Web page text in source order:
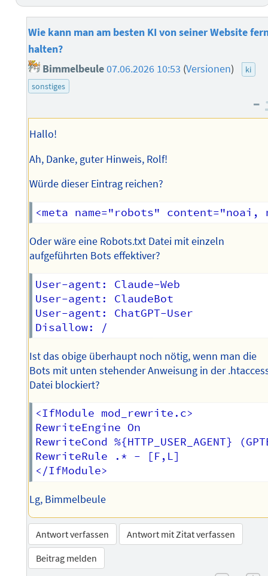
Wie kann man am besten KI von seiner Website
halten?
Bimmelbeule07.06.2026 10:53 (Versionen)
ki
sonstiges
–
Hallo!
Ah, Danke, guter Hinweis, Rolf!
Würde dieser Eintrag reichen?
Oder wäre eine Robots.txt Datei mit einzeln
aufgeführten Bots effektiver?
User-agent: Claude-Web
User-agent: ClaudeBot
User-agent: ChatGPT-User
Ist das obige überhaupt noch nötig, wenn man die
Bots mit unten stehender Anweisung in der
Datei blockiert?
<IfModule mod_rewrite.c>
RewriteEngine On
RewriteCond
RewriteRule .* - [F,L]
Lg, Bimmelbeule
Antwort verfassen
Antwort mit Zitat verfassen
Beitrag melden